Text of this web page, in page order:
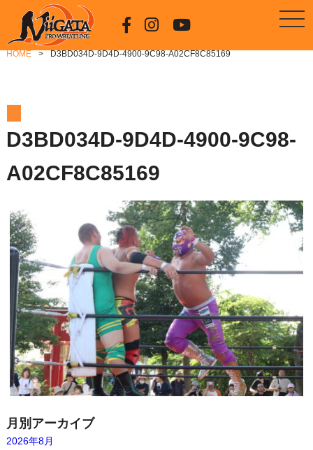
HOME D3BD034D-9D4D-4900-9C98-A02CF8C85169
D3BD034D-9D4D-4900-9C98-
A02CF8C85169
月別アーカイブ
2026年8月